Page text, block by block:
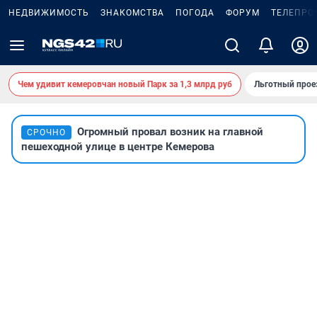
НЕДВИЖИМОСТЬ ЗНАКОМСТВА ПОГОДА ФОРУМ
Чем удивит кемеровчан новый Парк за 1,3 млрд руб Льготный
СРОЧНО
Огромный провал возник на главной
пешеходной улице в центре Кемерова